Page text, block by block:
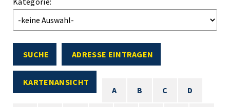
SUCHE ADRESSE EINTRAGEN
KARTENANSICHT
A
B C D